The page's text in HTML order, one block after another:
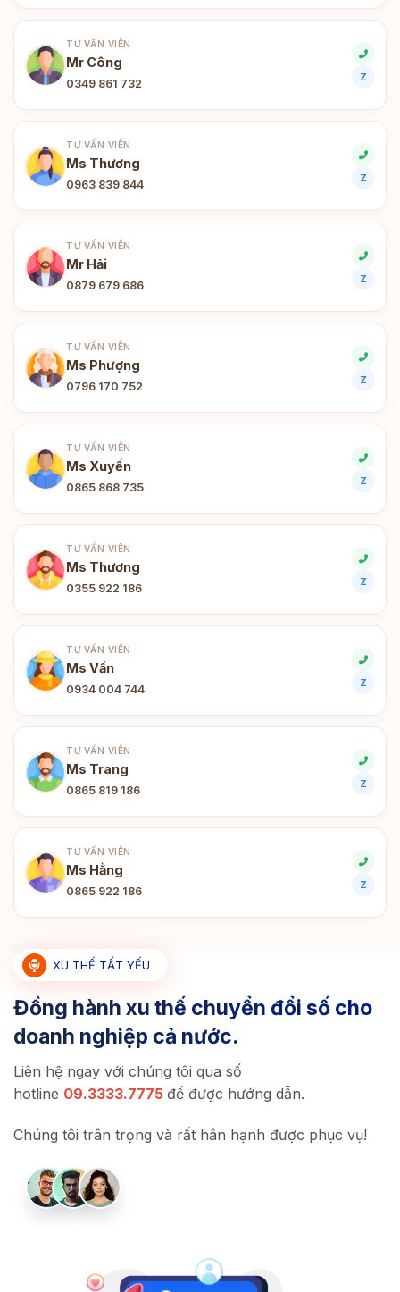
TƯ VẤN VIÊN
Mr Công
0349 861 732
Z
TƯ VẤN VIÊN
Ms Thương
0963 839 844
Z
TƯ VẤN VIÊN
Mr Hải
0879 679 686
Z
TƯ VẤN VIÊN
Ms Phượng
0796 170 752
Z
TƯ VẤN VIÊN
Ms Xuyến
0865 868 735
Z
TƯ VẤN VIÊN
Ms Thương
0355 922 186
Z
TƯ VẤN VIÊN
Ms Vần
0934 004 744
Z
TƯ VẤN VIÊN
Ms Trang
0865 819 186
Z
TƯ VẤN VIÊN
Ms Hằng
0865 922 186
Z
XU THẾ TẤT YẾU
Đồng hành xu thế chuyển đổi số cho
doanh nghiệp cả nước.
Liên hệ ngay với chúng tôi qua số
hotline 09.3333.7775 để được hướng dẫn.
Chúng tôi trân trọng và rất hân hạnh được phục vụ!